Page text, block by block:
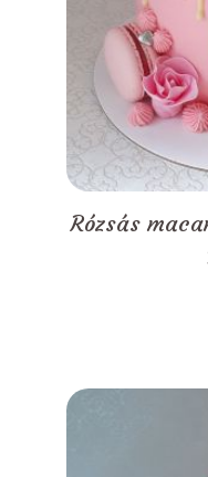
Rózsás